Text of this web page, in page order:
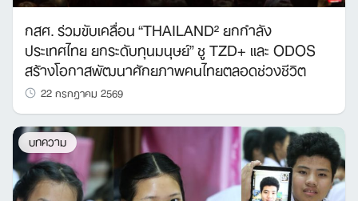
กสศ. ร่วมขับเคลื่อน “THAILAND² ยกกำลัง
ประเทศไทย ยกระดับทุนมนุษย์” ชู TZD+ และ ODOS
สร้างโอกาสพัฒนาศักยภาพคนไทยตลอดช่วงชีวิต
22 กรกฎาคม 2569
บทความ